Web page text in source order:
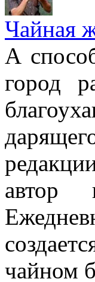
Чайная
А
город
автор
чайном